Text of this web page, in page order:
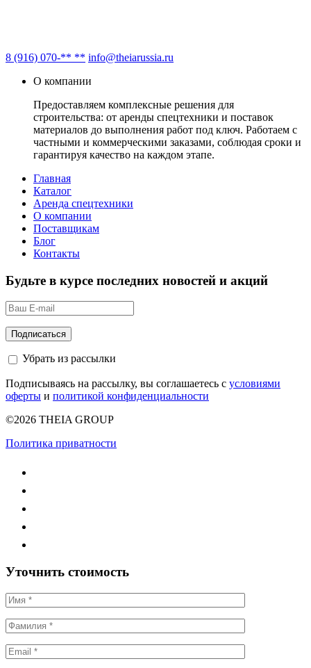
8 (916) 070-** ** info@theiarussia.ru
О компании
Предоставляем комплексные решения для
строительства: от аренды спецтехники и поставок
материалов до выполнения работ под ключ. Работаем с
частными и коммерческими заказами, соблюдая сроки и
гарантируя качество на каждом этапе.
Главная
Каталог
Аренда спецтехники
О компании
Поставщикам
Блог
Контакты
Будьте в курсе последних новостей и акций
Убрать из рассылки
Подписываясь на рассылку, вы соглашаетесь с условиями
оферты и политикой конфиденциальности
©2026 THEIA GROUP
Политика приватности
Уточнить стоимость